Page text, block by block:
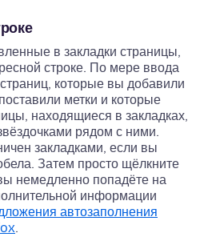
в закладки страницы,
строке. По мере ввода
которые вы добавили
метки и которые
находящиеся в закладках,
рядом с ними.
закладками, если вы
Затем просто щёлкните
немедленно попадёте на
информации
автозаполнения
.